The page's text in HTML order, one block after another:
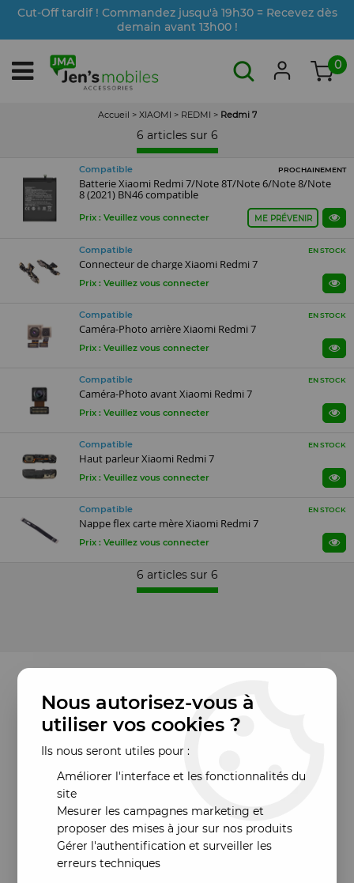
Cut-Off tardif ! Commandez jusqu'à 19h30 = Recevez dès
demain avant 13h00 !
0
Accueil > XIAOMI > REDMI > Redmi 7
6 articles sur 6
Compatible PROCHAINEMENT
Batterie Xiaomi Redmi 7/Note 8T/Note 6/Note 8/Note
8 (2021) BN46 compatible
Prix : Veuillez vous connecter ME PRÉVENIR
Compatible EN STOCK
Connecteur de charge Xiaomi Redmi 7
Prix : Veuillez vous connecter
Compatible EN STOCK
Caméra-Photo arrière Xiaomi Redmi 7
Prix : Veuillez vous connecter
Compatible EN STOCK
Caméra-Photo avant Xiaomi Redmi 7
Prix : Veuillez vous connecter
Compatible EN STOCK
Haut parleur Xiaomi Redmi 7
Prix : Veuillez vous connecter
Compatible EN STOCK
Nappe flex carte mère Xiaomi Redmi 7
Prix : Veuillez vous connecter
6 articles sur 6
Nous autorisez-vous à
utiliser vos cookies ?
Ils nous seront utiles pour :
Améliorer l'interface et les fonctionnalités du
site
Mesurer les campagnes marketing et
proposer des mises à jour sur nos produits
Gérer l'authentification et surveiller les
erreurs techniques